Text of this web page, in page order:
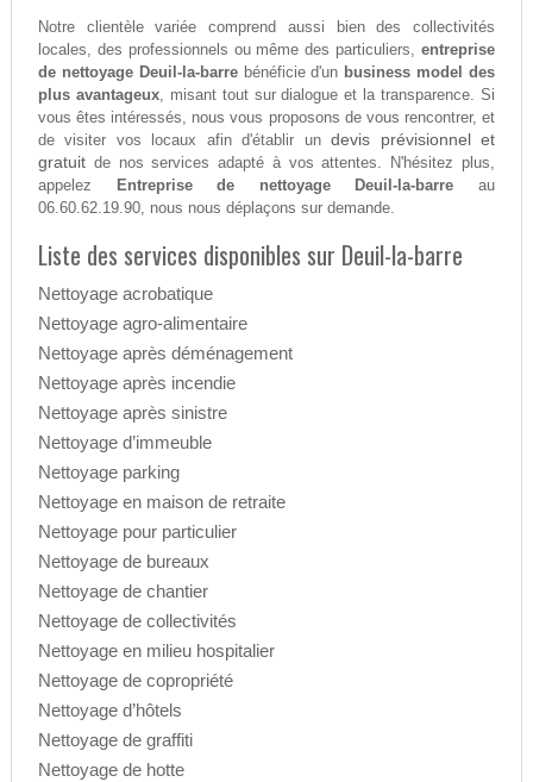
Notre clientèle variée comprend aussi bien des collectivités
locales, des professionnels ou même des particuliers,entreprise
de nettoyage Deuil-la-barrebénéficie d'un business model des
plus avantageux, misant tout sur dialogue et la transparence. Si
vous êtes intéressés, nous vous proposons de vous rencontrer, et
de visiter vos locaux afin d'établir undevis prévisionnel et
gratuitde nos services adapté à vos attentes. N'hésitez plus,
appelez
Entreprise de nettoyage Deuil-la-barre au
06.60.62.19.90, nous nous déplaçons sur demande.
Liste des services disponibles sur Deuil-la-barre
Nettoyage acrobatique
Nettoyage agro-alimentaire
Nettoyage après déménagement
Nettoyage après incendie
Nettoyage après sinistre
Nettoyage d’immeuble
Nettoyage parking
Nettoyage en maison de retraite
Nettoyage pour particulier
Nettoyage de bureaux
Nettoyage de chantier
Nettoyage de collectivités
Nettoyage en milieu hospitalier
Nettoyage de copropriété
Nettoyage d’hôtels
Nettoyage de graffiti
Nettoyage de hotte